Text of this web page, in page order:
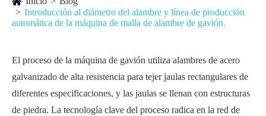
Introducción al diámetro del alambre y línea de producción
automática de la máquina de malla de alambre de gavión.
El proceso de la máquina de gavión utiliza alambres de acero
galvanizado de alta resistencia para tejer jaulas rectangulares de
diferentes especificaciones, y las jaulas se llenan con estructuras
de piedra. La tecnología clave del proceso radica en la red de